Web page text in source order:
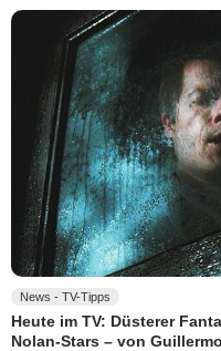
News - TV-Tipps
Heute im TV: Düsterer
Nolan-Stars – von